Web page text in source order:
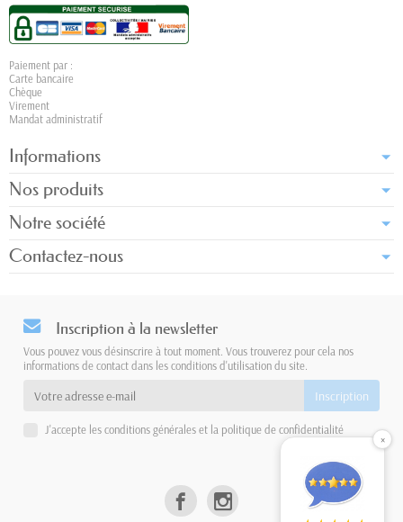
Paiement par :
Carte bancaire
Chèque
Virement
Mandat administratif
Informations
Nos produits
Notre société
Contactez-nous
Inscription à la newsletter
Vous pouvez vous désinscrire à tout moment. Vous trouverez pour cela nos
informations de contact dans les conditions d'utilisation du site.
J'accepte les conditions générales et la politique de confidentialité
×